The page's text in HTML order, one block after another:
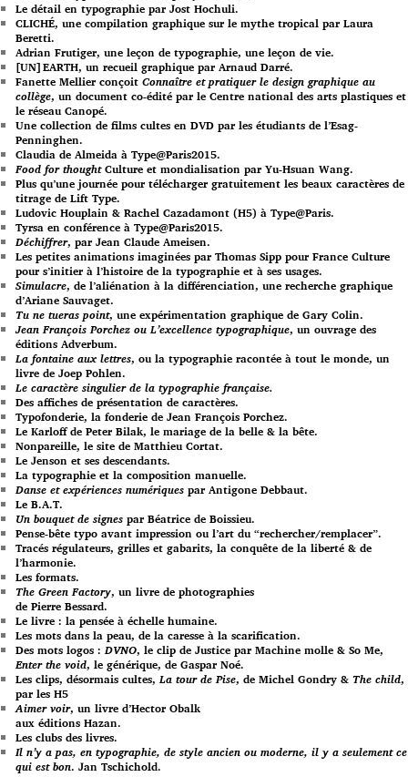
Le détail en typographie par Jost Hochuli.
CLICHÉ, une compilation graphique sur le mythe tropical par Laura
Beretti.
Adrian Frutiger, une leçon de typographie, une leçon de vie.
[UN]EARTH, un recueil graphique par Arnaud Darré.
Fanette Mellier conçoit Connaître et pratiquer le design graphique au
collège, un document co-édité par le Centre national des arts plastiques et
le réseau Canopé.
Une collection de films cultes en DVD par les étudiants de l’Esag-
Penninghen.
Claudia de Almeida à Type@Paris2015.
Food for thoughtCulture et mondialisation par Yu-Hsuan Wang.
Plus qu’une journée pour télécharger gratuitement les beaux caractères de
titrage de Lift Type.
Ludovic Houplain & Rachel Cazadamont (H5) à Type@Paris.
Tyrsa en conférence à Type@Paris2015.
Déchiffrer, par Jean Claude Ameisen.
Les petites animations imaginées par Thomas Sipp pour France Culture
pour s’initier à l’histoire de la typographie et à ses usages.
Simulacre, de l’aliénation à la différenciation, une recherche graphique
d’Ariane Sauvaget.
Tu ne tueras point, une expérimentation graphique de Gary Colin.
Jean François Porchez ou L’excellence typographique, un ouvrage des
éditions Adverbum.
La fontaine aux lettres, ou la typographie racontée à tout le monde, un
livre de Joep Pohlen.
Le caractère singulier de la typographie française.
Des affiches de présentation de caractères.
Typofonderie, la fonderie de Jean François Porchez.
Le Karloff de Peter Bilak, le mariage de la belle & la bête.
Nonpareille, le site de Matthieu Cortat.
Le Jenson et ses descendants.
La typographie et la composition manuelle.
Danse et expériences numériques par Antigone Debbaut.
Le B.A.T.
Un bouquet de signes par Béatrice de Boissieu.
Pense-bête typo avant impression ou l’art du “rechercher/remplacer”.
Tracés régulateurs, grilles et gabarits, la conquête de la liberté & de
l’harmonie.
Les formats.
The Green Factory, un livre de photographies
de Pierre Bessard.
Le livre : la pensée à échelle humaine.
Les mots dans la peau, de la caresse à la scarification.
Des mots logos :DVNO, le clip de Justice par Machine molle & So Me,
Enter the void, le générique, de Gaspar Noé.
Les clips, désormais cultes,La tour de Pise, de Michel Gondry & The child,
par les H5
Aimer voir, un livre d’Hector Obalk
aux éditions Hazan.
Les clubs des livres.
Il n’y a pas, en typographie, de style ancien ou moderne, il y a seulement ce
qui est bon. Jan Tschichold.